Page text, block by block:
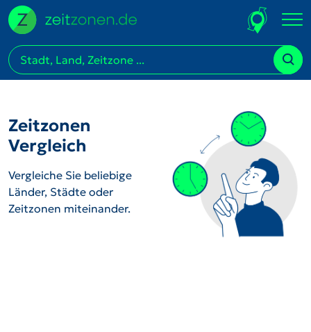
Zeitzonen
Vergleich
Vergleiche Sie beliebige
Länder, Städte oder
Zeitzonen miteinander.